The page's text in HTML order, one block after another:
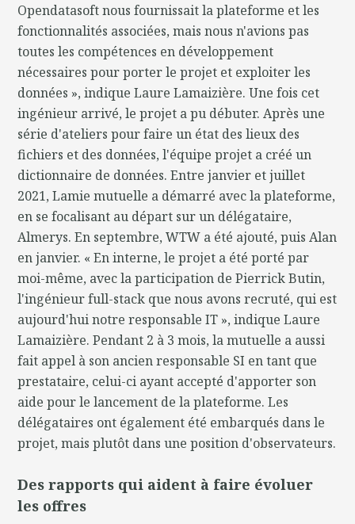
Opendatasoft nous fournissait la plateforme et les
fonctionnalités associées, mais nous n'avions pas
toutes les compétences en développement
nécessaires pour porter le projet et exploiter les
données », indique Laure Lamaizière. Une fois cet
ingénieur arrivé, le projet a pu débuter. Après une
série d'ateliers pour faire un état des lieux des
fichiers et des données, l'équipe projet a créé un
dictionnaire de données. Entre janvier et juillet
2021, Lamie mutuelle a démarré avec la plateforme,
en se focalisant au départ sur un délégataire,
Almerys. En septembre, WTW a été ajouté, puis Alan
en janvier. « En interne, le projet a été porté par
moi-même, avec la participation de Pierrick Butin,
l'ingénieur full-stack que nous avons recruté, qui est
aujourd'hui notre responsable IT », indique Laure
Lamaizière. Pendant 2 à 3 mois, la mutuelle a aussi
fait appel à son ancien responsable SI en tant que
prestataire, celui-ci ayant accepté d'apporter son
aide pour le lancement de la plateforme. Les
délégataires ont également été embarqués dans le
projet, mais plutôt dans une position d'observateurs.
Des rapports qui aident à faire évoluer
les offres